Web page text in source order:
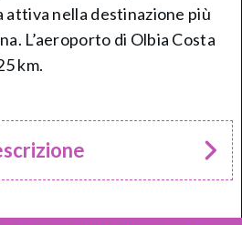
attiva nella destinazione più
L’aeroporto di Olbia Costa
km.